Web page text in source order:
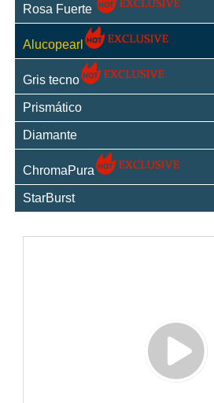
Rosa Fuerte
Alucopearl
Gris tecno
Prismático
Diamante
ChromaPura
StarBurst